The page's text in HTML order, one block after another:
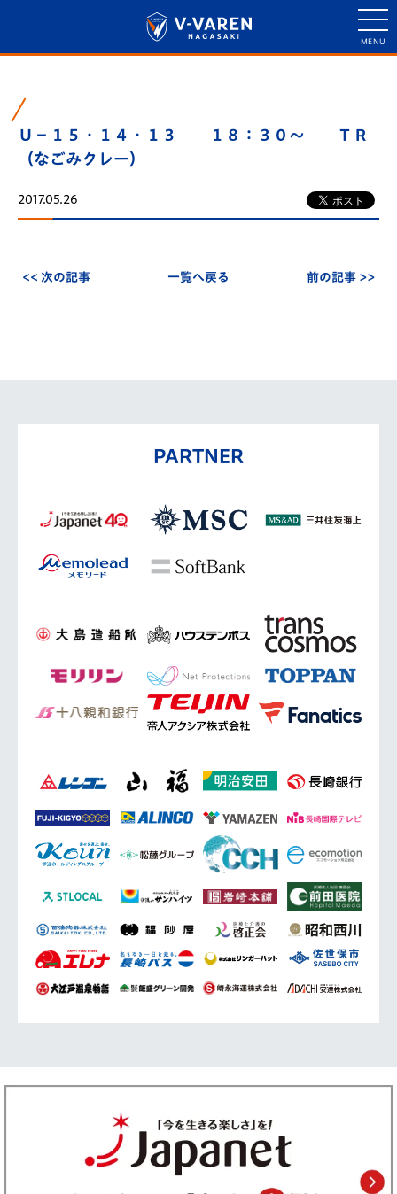
Ｕ－１５・１４・１３ １８：３０～ ＴＲ
（なごみクレー）
2017.05.26
<< 次の記事 一覧へ戻る 前の記事 >>
PARTNER